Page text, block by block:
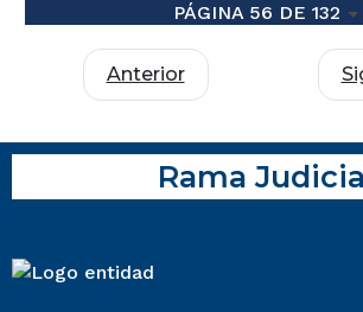
PÁGINA 56 DE 132
Anterior
Rama